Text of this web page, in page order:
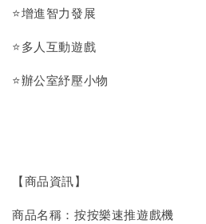
⭐增進智力發展
⭐多人互動遊戲
⭐辦公室紓壓小物
【商品資訊】
商品名稱：按按樂速推遊戲機